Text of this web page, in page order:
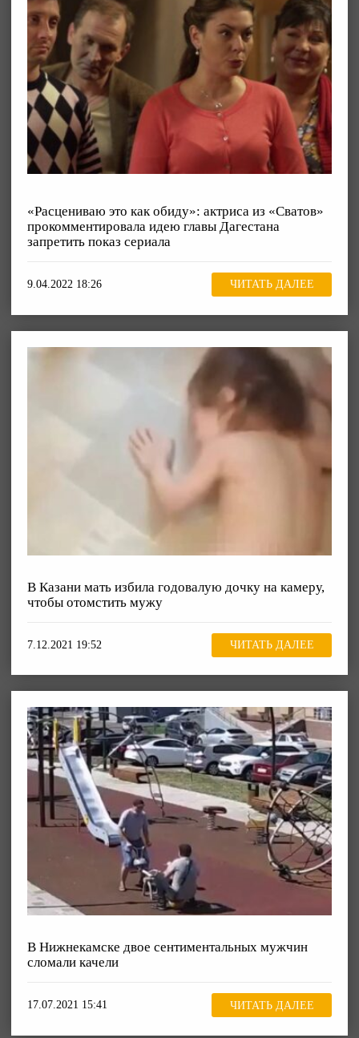
«Расцениваю это как обиду»: актриса из «Сватов»
прокомментировала идею главы Дагестана
запретить показ сериала
9.04.2022 18:26 ЧИТАТЬ ДАЛЕЕ
В Казани мать избила годовалую дочку на камеру,
чтобы отомстить мужу
7.12.2021 19:52 ЧИТАТЬ ДАЛЕЕ
В Нижнекамске двое сентиментальных мужчин
сломали качели
17.07.2021 15:41 ЧИТАТЬ ДАЛЕЕ